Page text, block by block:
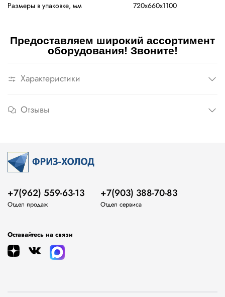
Размеры в упаковке, мм
720х660х1100
Предоставляем широкий ассортимент
оборудования! Звоните!
Характеристики
Отзывы
+7(962) 559-63-13
Отдел продаж
+7(903) 388-70-83
Отдел сервиса
Оставайтесь на связи